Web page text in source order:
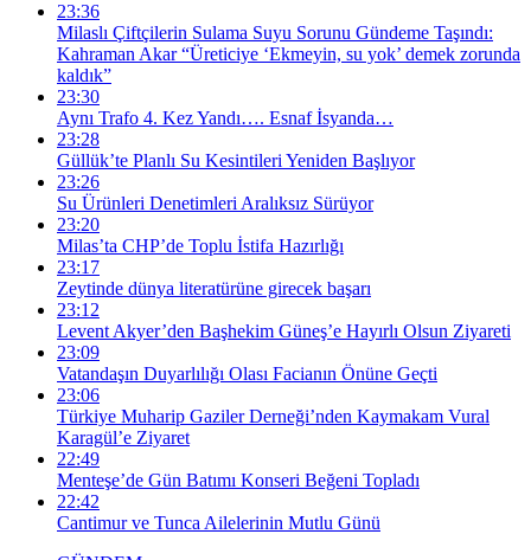
23:36
Milaslı Çiftçilerin Sulama Suyu Sorunu Gündeme Taşındı:
Kahraman Akar “Üreticiye ‘Ekmeyin, su yok’ demek zorunda
kaldık”
23:30
Aynı Trafo 4. Kez Yandı…. Esnaf İsyanda…
23:28
Güllük’te Planlı Su Kesintileri Yeniden Başlıyor
23:26
Su Ürünleri Denetimleri Aralıksız Sürüyor
23:20
Milas’ta CHP’de Toplu İstifa Hazırlığı
23:17
Zeytinde dünya literatürüne girecek başarı
23:12
Levent Akyer’den Başhekim Güneş’e Hayırlı Olsun Ziyareti
23:09
Vatandaşın Duyarlılığı Olası Facianın Önüne Geçti
23:06
Türkiye Muharip Gaziler Derneği’nden Kaymakam Vural
Karagül’e Ziyaret
22:49
Menteşe’de Gün Batımı Konseri Beğeni Topladı
22:42
Cantimur ve Tunca Ailelerinin Mutlu Günü